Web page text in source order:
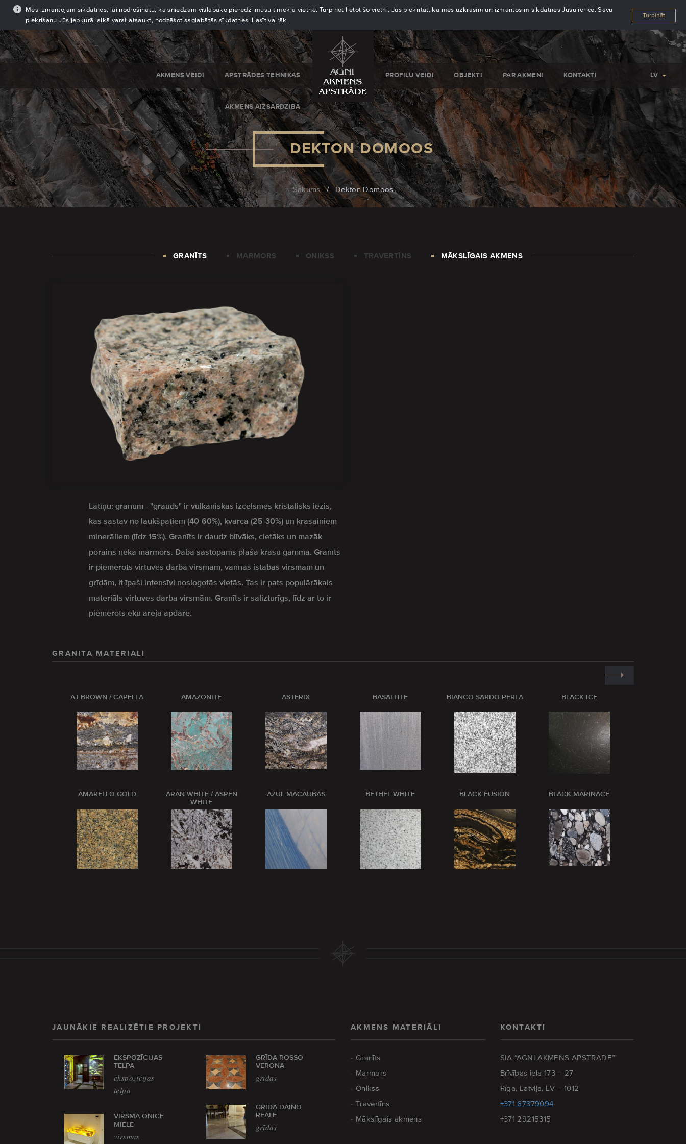
Mēs izmantojam sīkdatnes, lai nodrošinātu, ka sniedzam vislabāko pieredzi mūsu tīmekļa vietnē. Turpinot lietot šo vietni, Jūs piekrītat, ka mēs uzkrāsim un izmantosim sīkdatnes Jūsu ierīcē. Savu
piekrišanu Jūs jebkurā laikā varat atsaukt, nodzēšot saglabātās sīkdatnes. Lasīt vairāk
Turpināt
AKMENS VEIDI APSTRĀDES TEHNIKAS
AKMENS AIZSARDZĪBA
PROFILU VEIDI OBJEKTI PAR AKMENI KONTAKTI LV
DEKTON DOMOOS
Sākums / Dekton Domoos
GRANĪTS MARMORS ONIKSS TRAVERTĪNS MĀKSLĪGAIS AKMENS
Latīņu: granum - "grauds" ir vulkāniskas izcelsmes kristālisks iezis,
kas sastāv no laukšpatiem (40-60%), kvarca (25-30%) un krāsainiem
minerāliem (līdz 15%). Granīts ir daudz blīvāks, cietāks un mazāk
porains nekā marmors. Dabā sastopams plašā krāsu gammā. Granīts
ir piemērots virtuves darba virsmām, vannas istabas virsmām un
grīdām, it īpaši intensīvi noslogotās vietās. Tas ir pats populārākais
materiāls virtuves darba virsmām. Granīts ir salizturīgs, līdz ar to ir
piemērots ēku ārējā apdarē.
GRANĪTA MATERIĀLI
AJ BROWN / CAPELLA
AMARELLO GOLD
AMAZONITE
ARAN WHITE / ASPEN
WHITE
ASTERIX
AZUL MACAUBAS
BASALTITE
BETHEL WHITE
BIANCO SARDO PERLA
BLACK FUSION
BLACK ICE
BLACK MARINACE
JAUNĀKIE REALIZĒTIE PROJEKTI
EKSPOZĪCIJAS
TELPA
ekspozīcijas
telpa
VIRSMA ONICE
MIELE
virsmas
GRĪDA ROSSO
VERONA
grīdas
GRĪDA DAINO
REALE
grīdas
AKMENS MATERIĀLI
Granīts
Marmors
Onikss
Travertīns
Mākslīgais akmens
KONTAKTI
SIA “AGNI AKMENS APSTRĀDE”
Brīvības iela 173 – 27
Rīga, Latvija, LV – 1012
+371 67379094
+371 29215315